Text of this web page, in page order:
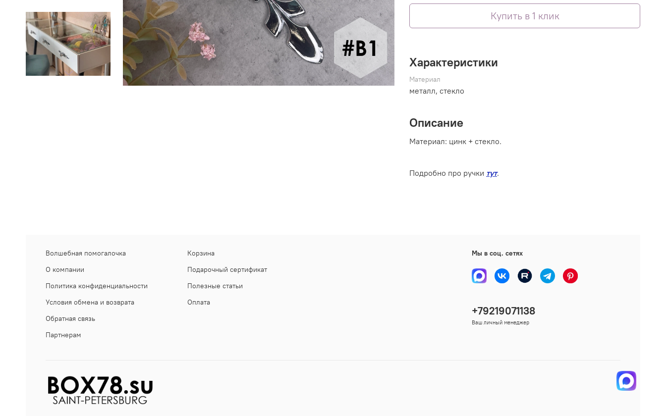
Купить в 1 клик
Характеристики
Материал
металл, стекло
Описание
Материал: цинк + стекло.
Подробно про ручки тут.
Волшебная помогалочка
О компании
Политика конфиденциальности
Условия обмена и возврата
Обратная связь
Партнерам
Корзина
Подарочный сертификат
Полезные статьи
Оплата
Мы в соц. сетях
+79219071138
Ваш личный менеджер